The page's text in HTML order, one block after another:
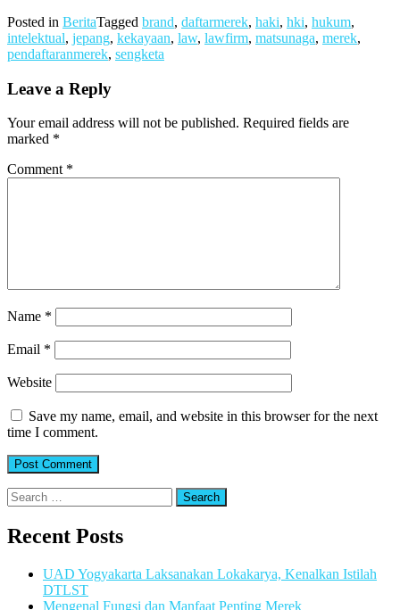
Posted in BeritaTagged brand, daftarmerek, haki, hki, hukum,
intelektual, jepang, kekayaan, law, lawfirm, matsunaga, merek,
pendaftaranmerek, sengketa
Leave a Reply
Your email address will not be published. Required fields are
marked *
Comment *
Name *
Email *
Website
Save my name, email, and website in this browser for the next
time I comment.
Search
for:
Recent Posts
UAD Yogyakarta Laksanakan Lokakarya, Kenalkan Istilah
DTLST
Mengenal Fungsi dan Manfaat Penting Merek